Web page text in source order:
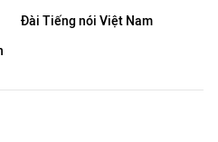
Đài Tiếng nói Việt Nam